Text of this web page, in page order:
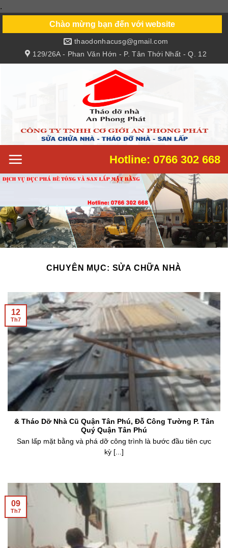
.
content
Chào mừng bạn đến với website
129/26A - Phan Văn Hớn - P. Tân Thới Nhất - Q. 12
thaodonhacusg@gmail.com
Hotline: 0766 302 668
CHUYÊN MỤC: SỬA CHỮA NHÀ
& Tháo Dỡ Nhà Cũ Quận Tân Phú, Đỗ Công Tường P. Tân
Quý Quận Tân Phú
San lấp mặt bằng và phá dỡ công trình là bước đầu tiên cực
kỳ [...]
12
Th7
09
Th7